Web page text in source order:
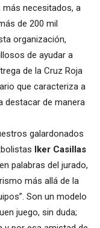
necesitados, a
de 200 mil
organización,
de ayudar a
de la Cruz Roja
que caracteriza a
destacar de manera
galardonados
Iker Casillas
palabras del jurado,
más allá de la
Son un modelo
juego, sin duda;